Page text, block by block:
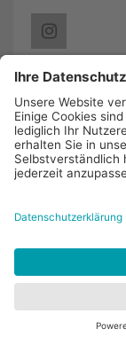
Links